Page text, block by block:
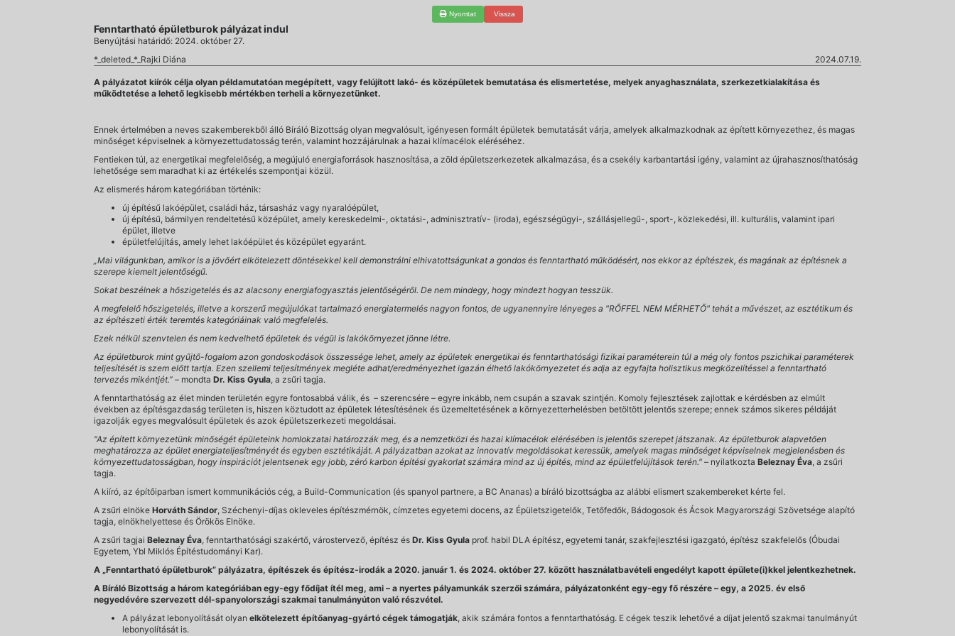
Nyomtat Vissza
Fenntartható épületburok pályázat indul
Benyújtási határidő: 2024. október 27.
*_deleted_*_Rajki Diána
2024.07.19.
A pályázatot kiírók célja olyan példamutatóan megépített, vagy felújított lakó- és középületek bemutatása és elismertetése, melyek anyaghasználata, szerkezetkialakítása és
működtetése a lehető legkisebb mértékben terheli a környezetünket.
Ennek értelmében a neves szakemberekből álló Bíráló Bizottság olyan megvalósult, igényesen formált épületek bemutatását várja, amelyek alkalmazkodnak az épített környezethez, és magas
minőséget képviselnek a környezettudatosság terén, valamint hozzájárulnak a hazai klímacélok eléréséhez.
Fentieken túl, az energetikai megfelelőség, a megújuló energiaforrások hasznosítása, a zöld épületszerkezetek alkalmazása, és a csekély karbantartási igény, valamint az újrahasznosíthatóság
lehetősége sem maradhat ki az értékelés szempontjai közül.
Az elismerés három kategóriában történik:
új építésű lakóépület, családi ház, társasház vagy nyaralóépület,
új építésű, bármilyen rendeltetésű középület, amely kereskedelmi-, oktatási-, adminisztratív- (iroda), egészségügyi-, szállásjellegű-, sport-, közlekedési, ill. kulturális, valamint ipari
épület, illetve
épületfelújítás, amely lehet lakóépület és középület egyaránt.
„Mai világunkban, amikor is a jövőért elkötelezett döntésekkel kell demonstrálni elhivatottságunkat a gondos és fenntartható működésért, nos ekkor az építészek, és magának az építésnek a
szerepe kiemelt jelentőségű.
Sokat beszélnek a hőszigetelés és az alacsony energiafogyasztás jelentőségéről. De nem mindegy, hogy mindezt hogyan tesszük.
A megfelelő hőszigetelés, illetve a korszerű megújulókat tartalmazó energiatermelés nagyon fontos, de ugyanennyire lényeges a "RŐFFEL NEM MÉRHETŐ" tehát a művészet, az esztétikum és
az építészeti érték teremtés kategóriáinak való megfelelés.
Ezek nélkül szenvtelen és nem kedvelhető épületek és végül is lakókörnyezet jönne létre.
Az épületburok mint gyűjtő-fogalom azon gondoskodások összessége lehet, amely az épületek energetikai és fenntarthatósági fizikai paraméterein túl a még oly fontos pszichikai paraméterek
teljesítését is szem előtt tartja. Ezen szellemi teljesítmények megléte adhat/eredményezhet igazán élhető lakókörnyezetet és adja az egyfajta holisztikus megközelítéssel a fenntartható
tervezés mikéntjét.” – mondta Dr. Kiss Gyula, a zsűri tagja.
A fenntarthatóság az élet minden területén egyre fontosabbá válik, és – szerencsére – egyre inkább, nem csupán a szavak szintjén. Komoly fejlesztések zajlottak e kérdésben az elmúlt
években az építésgazdaság területen is, hiszen köztudott az épületek létesítésének és üzemeltetésének a környezetterhelésben betöltött jelentős szerepe; ennek számos sikeres példáját
igazolják egyes megvalósult épületek és azok épületszerkezeti megoldásai.
"Az épített környezetünk minőségét épületeink homlokzatai határozzák meg, és a nemzetközi és hazai klímacélok elérésében is jelentős szerepet játszanak. Az épületburok alapvetően
meghatározza az épület energiateljesítményét és egyben esztétikáját. A pályázatban azokat az innovatív megoldásokat keressük, amelyek magas minőséget képviselnek megjelenésben és
környezettudatosságban, hogy inspirációt jelentsenek egy jobb, zéró karbon építési gyakorlat számára mind az új építés, mind az épületfelújítások terén." – nyilatkozta Beleznay Éva, a zsűri
tagja.
A kiíró, az építőiparban ismert kommunikációs cég, a Build-Communication (és spanyol partnere, a BC Ananas) a bíráló bizottságba az alábbi elismert szakembereket kérte fel.
A zsűri elnöke Horváth Sándor, Széchenyi-díjas okleveles építészmérnök, címzetes egyetemi docens, az Épületszigetelők, Tetőfedők, Bádogosok és Ácsok Magyarországi Szövetsége alapító
tagja, elnökhelyettese és Örökös Elnöke.
A zsűri tagjai Beleznay Éva, fenntarthatósági szakértő, várostervező, építész és Dr. Kiss Gyula prof. habil DLA építész, egyetemi tanár, szakfejlesztési igazgató, építész szakfelelős (Óbudai
Egyetem, Ybl Miklós Építéstudományi Kar).
A „Fenntartható épületburok” pályázatra, építészek és építész-irodák a 2020. január 1. és 2024. október 27. között használatbavételi engedélyt kapott épülete(i)kkel jelentkezhetnek.
A Bíráló Bizottság a három kategóriában egy-egy fődíjat ítél meg, ami – a nyertes pályamunkák szerzői számára, pályázatonként egy-egy fő részére – egy, a 2025. év első
negyedévére szervezett dél-spanyolországi szakmai tanulmányúton való részvétel.
A pályázat lebonyolítását olyan elkötelezett építőanyag-gyártó cégek támogatják, akik számára fontos a fenntarthatóság. E cégek teszik lehetővé a díjat jelentő szakmai tanulmányút
lebonyolítását is.